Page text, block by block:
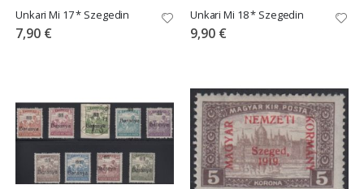
Unkari Mi 17 * Szegedin
7,90 €
Unkari Mi 18 * Szegedin
9,90 €